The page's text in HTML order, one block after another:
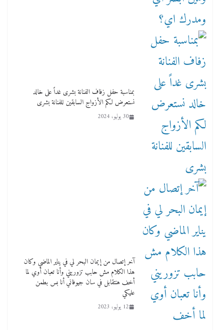
بمناسبة حفل زفاف الفنانة بشرى غداً على خالد
نستعرض لكم الأزواج السابقين للفنانة بشرى
30 يوليو، 2024
آخر إتصال من إيمان البحر لي في يناير الماضي وكان
هذا الكلام مش حابب تزوريني وأنا تعبان أوي لما
أخف هنتقابل في سان جيوفاني أنا بس بطمن
عليكي
12 يوليو، 2023